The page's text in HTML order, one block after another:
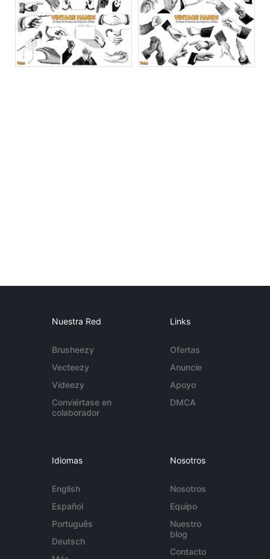
Nuestra Red
Brusheezy
Vecteezy
Videezy
Conviértase en
colaborador
Links
Ofertas
Anuncie
Apoyo
DMCA
Idiomas
English
Español
Português
Deutsch
Nosotros
Nosotros
Equipo
Nuestro
blog
Contacto